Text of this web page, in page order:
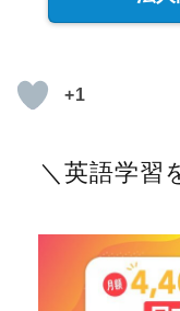
+1
＼英語学習